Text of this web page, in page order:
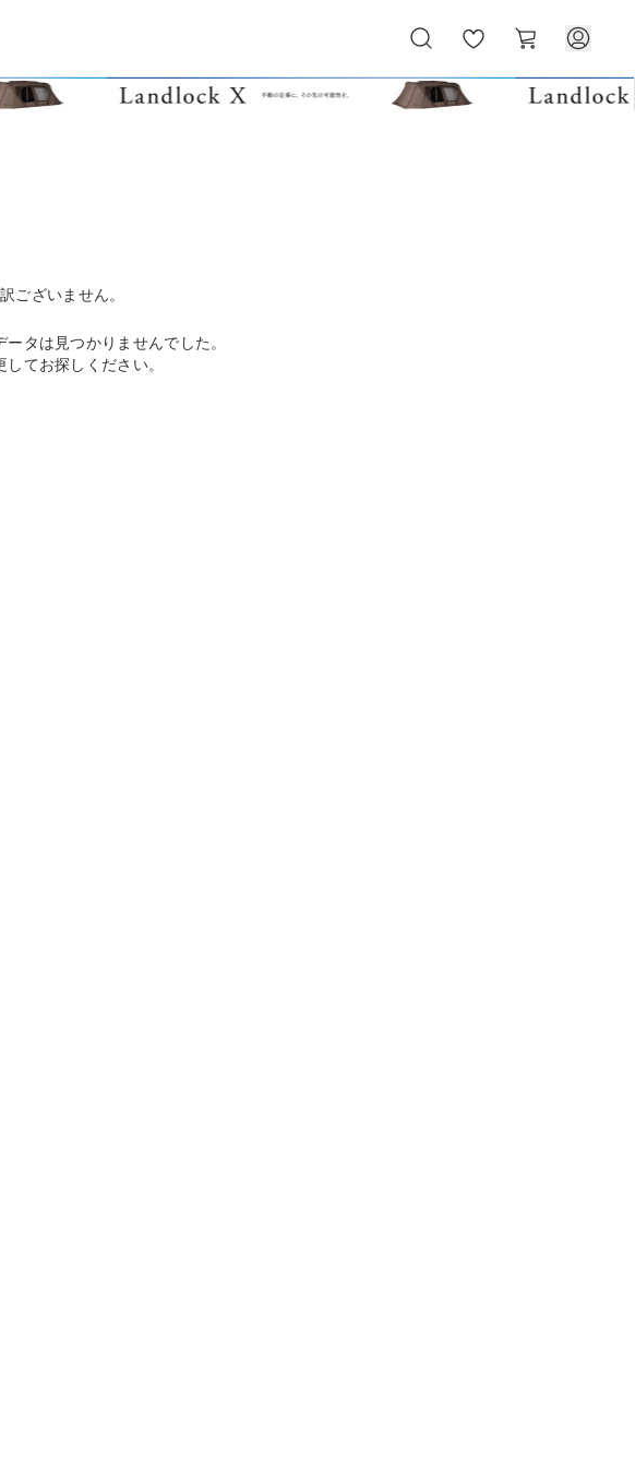
気
に
ー
ト
ございません。
タは見つかりませんでした。
してお探しください。